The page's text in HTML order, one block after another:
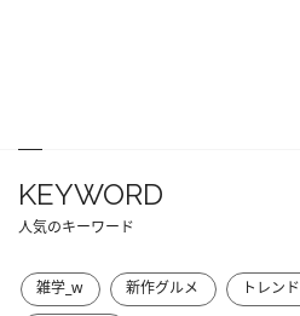
KEYWORD
人気のキーワード
雑学_w 新作グルメ トレンド